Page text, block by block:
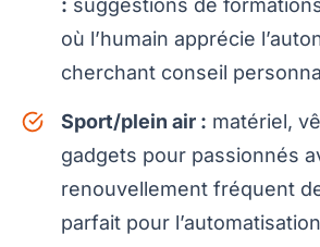
: suggestions de
où l’humain apprécie
cherchant conseil
Sport/plein air : matériel,
gadgets pour passionnés
renouvellement fréquent
parfait pour